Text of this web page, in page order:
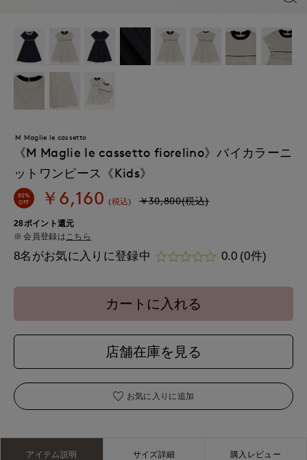
M Maglie le cassetto
《M Maglie le cassetto fiorelino》バイカラーニ
ットワンピース《Kids》
80%
OFF ￥6,160 (税込) ￥30,800(税込)
28ポイント還元
会員登録は こちら
8名がお気に入りに登録中 0.0 (0件)
カートに入れる
店舗在庫を見る
お気に入りに追加
アイテム説明 サイズ詳細 購入レビュー